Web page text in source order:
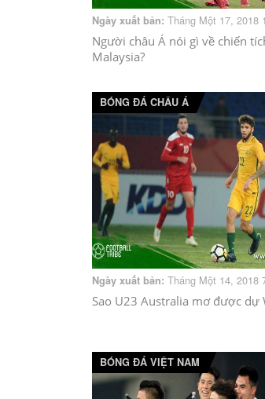
Ngày xuất bản: Tháng Một 17, 2018
Người châu Á nói gì về chiến
Malaysia?
BÓNG ĐÁ CHÂU Á
Ngày xuất bản: Tháng Một 14, 2018
Sao U23 Australia mơ được dự
BÓNG ĐÁ VIỆT NAM